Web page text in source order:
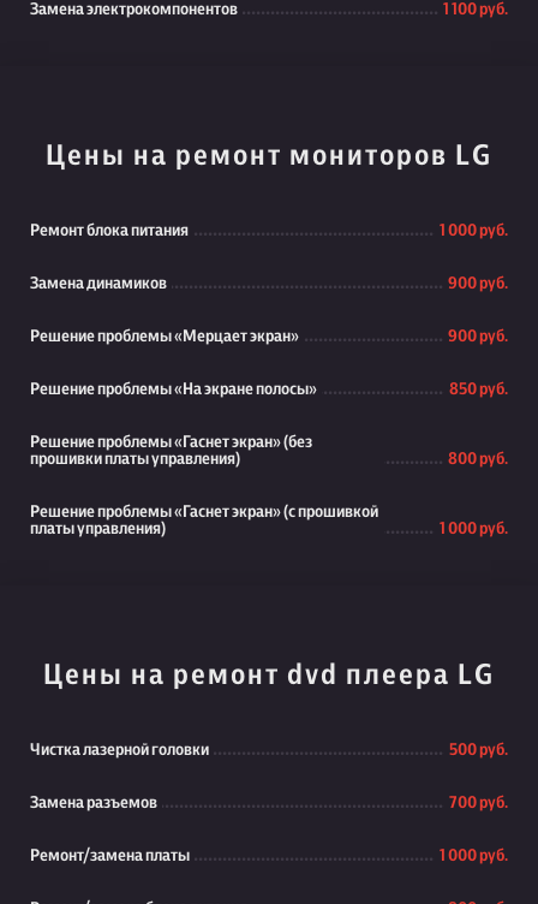
Замена электрокомпонентов 1 100 руб.
Цены на ремонт мониторов LG
Ремонт блока питания 1 000 руб.
Замена динамиков 900 руб.
Решение проблемы «Мерцает экран» 900 руб.
Решение проблемы «На экране полосы» 850 руб.
Решение проблемы «Гаснет экран» (без
прошивки платы управления)
800 руб.
Решение проблемы «Гаснет экран» (с прошивкой
платы управления)
1 000 руб.
Цены на ремонт dvd плеера LG
Чистка лазерной головки 500 руб.
Замена разъемов 700 руб.
Ремонт/замена платы 1 000 руб.